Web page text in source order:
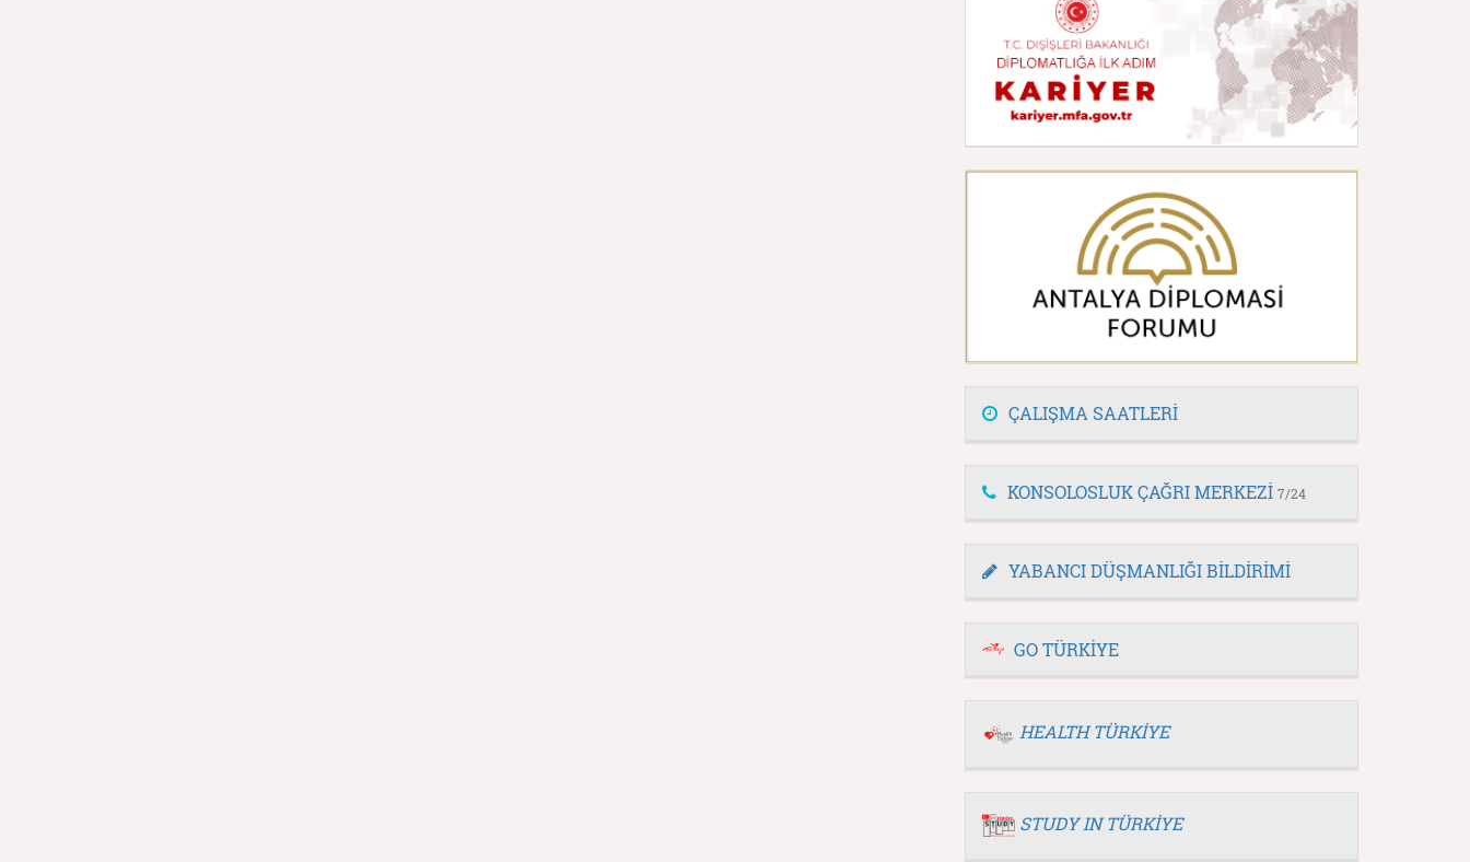
ÇALIŞMA SAATLERİ
KONSOLOSLUK ÇAĞRI MERKEZİ 7/24
YABANCI DÜŞMANLIĞI BİLDİRİMİ
GO TÜRKİYE
HEALTH TÜRKİYE
STUDY IN TÜRKİYE